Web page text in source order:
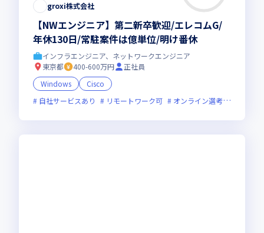
groxi株式会社
【NWエンジニア】第二新卒歓迎/エレコムG/
年休130日/常駐案件は億単位/明け番休
インフラエンジニア、ネットワークエンジニア
東京都
400-600万円
正社員
Windows
Cisco
自社サービスあり
リモートワーク可 オンライン選考可